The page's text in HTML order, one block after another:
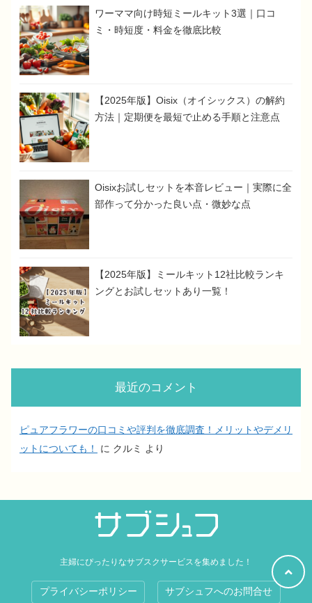
ワーママ向け時短ミールキット3選｜口コ
ミ・時短度・料金を徹底比較
【2025年版】Oisix（オイシックス）の解約
方法｜定期便を最短で止める手順と注意点
Oisixお試しセットを本音レビュー｜実際に全
部作って分かった良い点・微妙な点
【2025年版】ミールキット12社比較ランキ
ングとお試しセットあり一覧！
最近のコメント
ピュアフラワーの口コミや評判を徹底調査！メリットやデメリ
ットについても！
に クルミ より
主婦にぴったりなサブスクサービスを集めました！
プライバシーポリシー サブシュフへのお問合せ